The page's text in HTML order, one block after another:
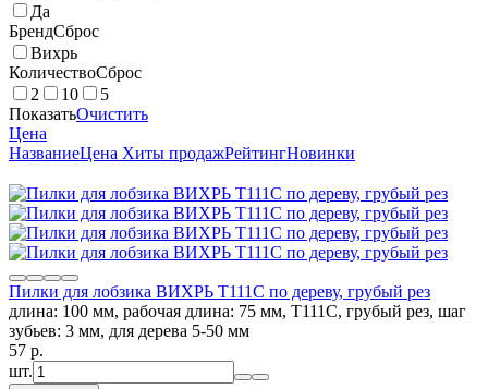
Да
БрендСброс
Вихрь
КоличествоСброс
2
10
5
ПоказатьОчистить
Цена
НазваниеЦена Хиты продажРейтингНовинки
Пилки для лобзика ВИХРЬ Т111C по дереву, грубый рез
длина: 100 мм, рабочая длина: 75 мм, Т111C, грубый рез, шаг
зубьев: 3 мм, для дерева 5-50 мм
57 p.
шт.